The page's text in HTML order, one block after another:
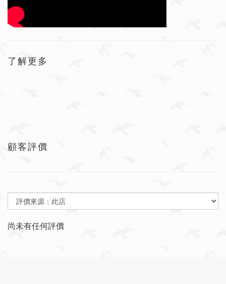
了解更多
顧客評價
尚未有任何評價